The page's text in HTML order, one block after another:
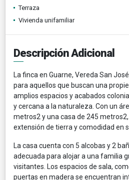
Terraza
Vivienda unifamiliar
Descripción Adicional
La finca en Guarne, Vereda San
para aquellos que buscan una
amplios espacios y acabados
y cercana a la naturaleza. Con un
metros2 y una casa de 245
extensión de tierra y comodidad en
La casa cuenta con 5 alcobas y 2
adecuada para alojar a una familia
visitantes. Los espacios de sala,
puertas en madera se encuentran